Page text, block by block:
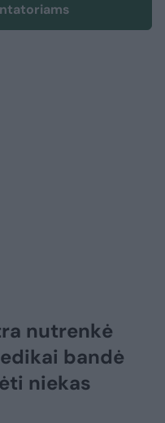
nutrenkė
bandė
niekas